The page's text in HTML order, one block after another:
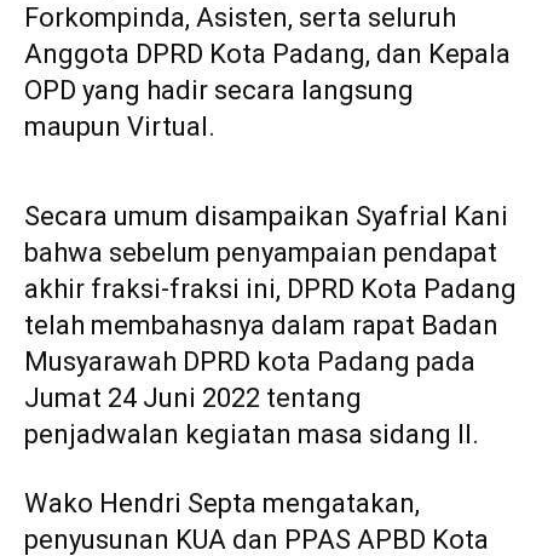
Forkompinda, Asisten, serta seluruh
Anggota DPRD Kota Padang, dan Kepala
OPD yang hadir secara langsung
maupun Virtual.
Secara umum disampaikan Syafrial Kani
bahwa sebelum penyampaian pendapat
akhir fraksi-fraksi ini, DPRD Kota Padang
telah membahasnya dalam rapat Badan
Musyarawah DPRD kota Padang pada
Jumat 24 Juni 2022 tentang
penjadwalan kegiatan masa sidang II.
Wako Hendri Septa mengatakan,
penyusunan KUA dan PPAS APBD Kota